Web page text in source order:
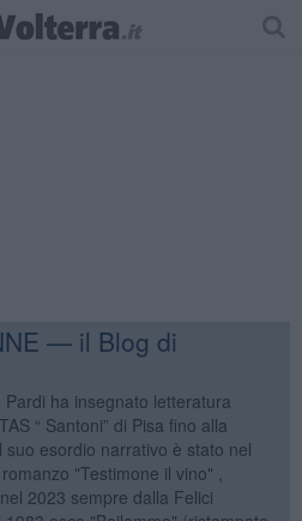
— il Blog di
Pardi ha insegnato letteratura
“ Santoni” di Pisa fino alla
suo esordio narrativo è stato nel
"Testimone il vino" ,
2023 sempre dalla Felici